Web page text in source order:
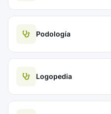
Podología
Logopedia